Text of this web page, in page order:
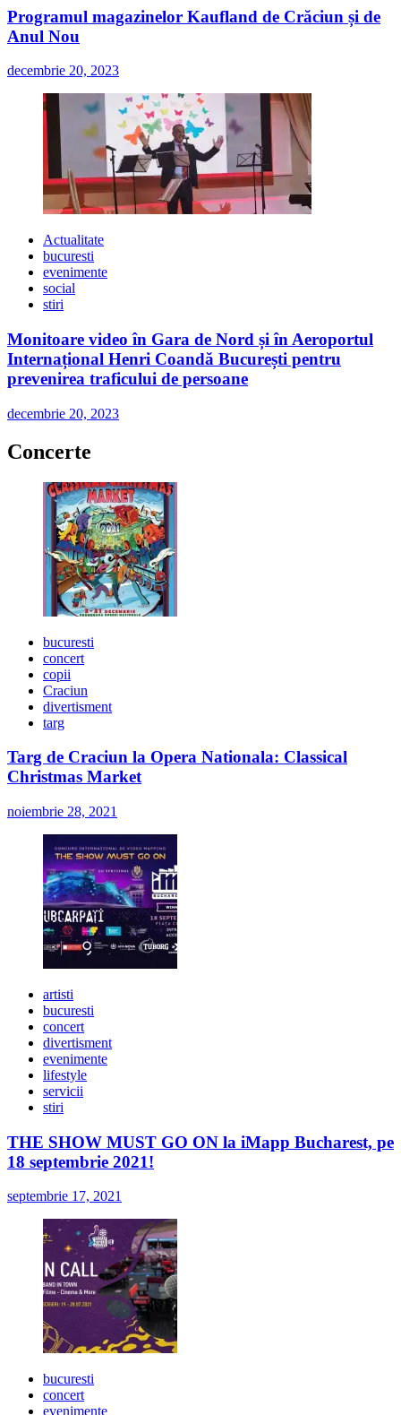
Programul magazinelor Kaufland de Crăciun și de
Anul Nou
decembrie 20, 2023
Actualitate
bucuresti
evenimente
social
stiri
Monitoare video în Gara de Nord și în Aeroportul
Internațional Henri Coandă București pentru
prevenirea traficului de persoane
decembrie 20, 2023
Concerte
bucuresti
concert
copii
Craciun
divertisment
targ
Targ de Craciun la Opera Nationala: Classical
Christmas Market
noiembrie 28, 2021
artisti
bucuresti
concert
divertisment
evenimente
lifestyle
servicii
stiri
THE SHOW MUST GO ON la iMapp Bucharest, pe
18 septembrie 2021!
septembrie 17, 2021
bucuresti
concert
evenimente